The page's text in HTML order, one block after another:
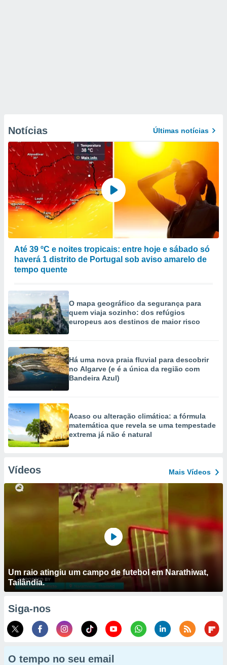
Notícias Últimas notícias
Até 39 ºC e noites tropicais: entre hoje e sábado só
haverá 1 distrito de Portugal sob aviso amarelo de
tempo quente
O mapa geográfico da segurança para
quem viaja sozinho: dos refúgios
europeus aos destinos de maior risco
Há uma nova praia fluvial para descobrir
no Algarve (e é a única da região com
Bandeira Azul)
Acaso ou alteração climática: a fórmula
matemática que revela se uma tempestade
extrema já não é natural
Vídeos Mais Vídeos
Um raio atingiu um campo de futebol em Narathiwat,
Tailândia.
Siga-nos
O tempo no seu email